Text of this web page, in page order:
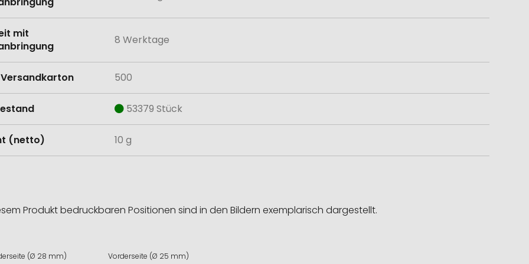
mit
8 Werktage
500
53379 Stück
(netto) 10 g
Produkt bedruckbaren Positionen sind in den Bildern exemplarisch dargestellt.
(Ø 28 mm) Vorderseite (Ø 25 mm)